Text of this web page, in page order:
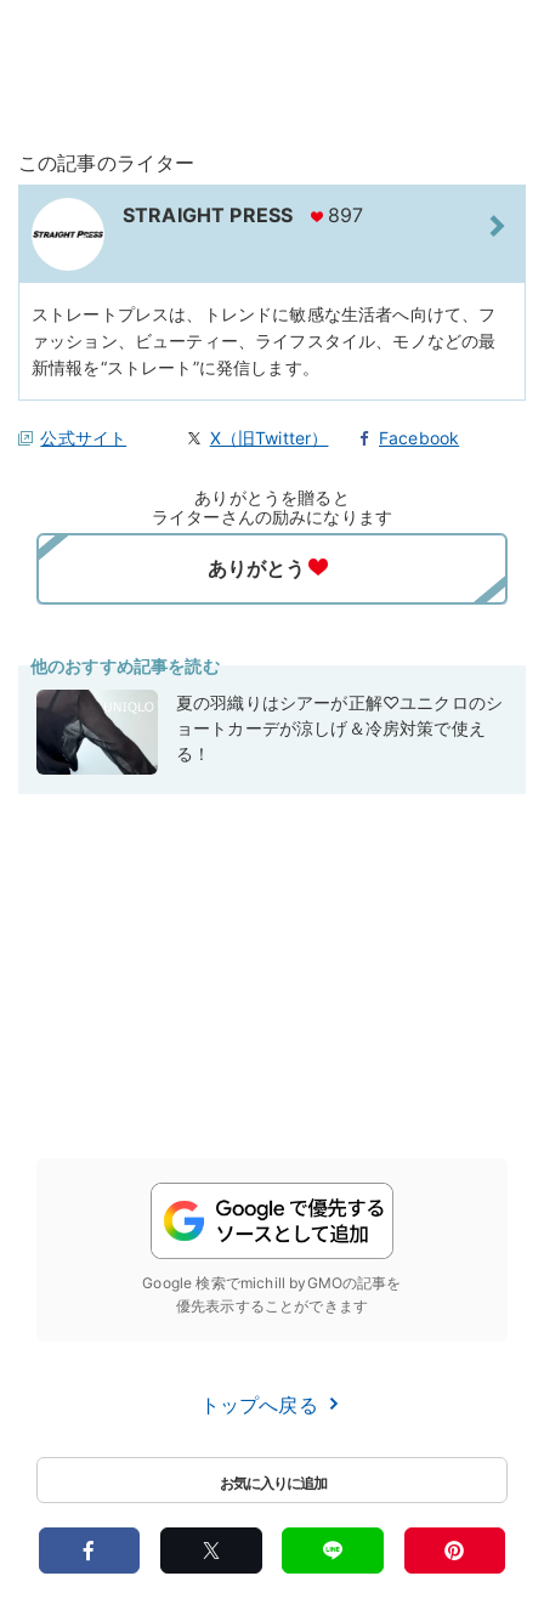
この記事のライター
STRAIGHT PRESS 897
ストレートプレスは、トレンドに敏感な生活者へ向けて、フ
ァッション、ビューティー、ライフスタイル、モノなどの最
新情報を“ストレート”に発信します。
公式サイト X（旧Twitter） Facebook
ありがとうを贈ると
ライターさんの励みになります
他のおすすめ記事を読む
夏の羽織りはシアーが正解♡ユニクロのシ
ョートカーデが涼しげ＆冷房対策で使え
る！
Google 検索でmichill byGMOの記事を
優先表示することができます
トップへ戻る